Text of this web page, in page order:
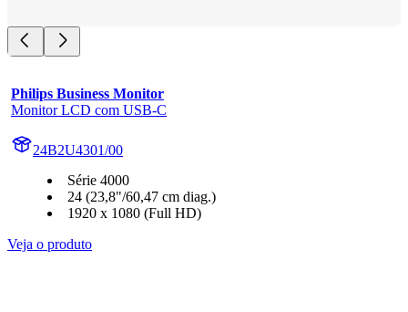
Philips Business Monitor
Monitor LCD com USB-C
24B2U4301/00
Série 4000
24 (23,8"/60,47 cm diag.)
1920 x 1080 (Full HD)
Veja o produto